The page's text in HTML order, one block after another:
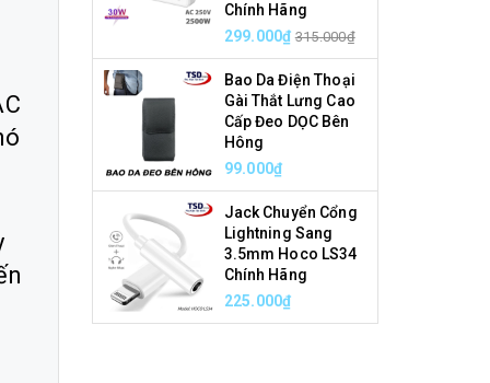
Chính Hãng
299.000₫ 315.000₫
Bao Da Điện Thoại
Gài Thắt Lưng Cao
Cấp Đeo DỌC Bên
Hông
99.000₫
Jack Chuyển Cổng
Lightning Sang
3.5mm Hoco LS34
Chính Hãng
225.000₫